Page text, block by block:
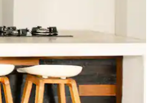
do teclado ou tocando e deslizando o